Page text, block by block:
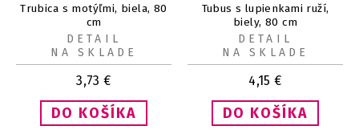
Trubica s motýľmi, biela, 80
cm
3,73 €
DETAIL
NA SKLADE
Tubus s lupienkami ruží,
biely, 80 cm
4,15 €
DETAIL
NA SKLADE